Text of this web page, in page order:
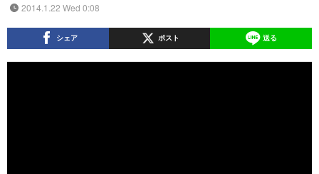
2014.1.22 Wed 0:08
シェア ポスト 送る